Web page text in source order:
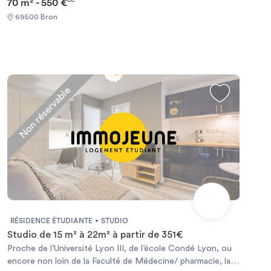
70 m² - 550 €
69500 Bron
Non réservable
RÉSIDENCE ÉTUDIANTE STUDIO
Studio de 15 m² à 22m² à partir de 351€
Proche de l’Université Lyon III, de l’école Condé Lyon, ou
encore non loin de la Faculté de Médecine/ pharmacie, la